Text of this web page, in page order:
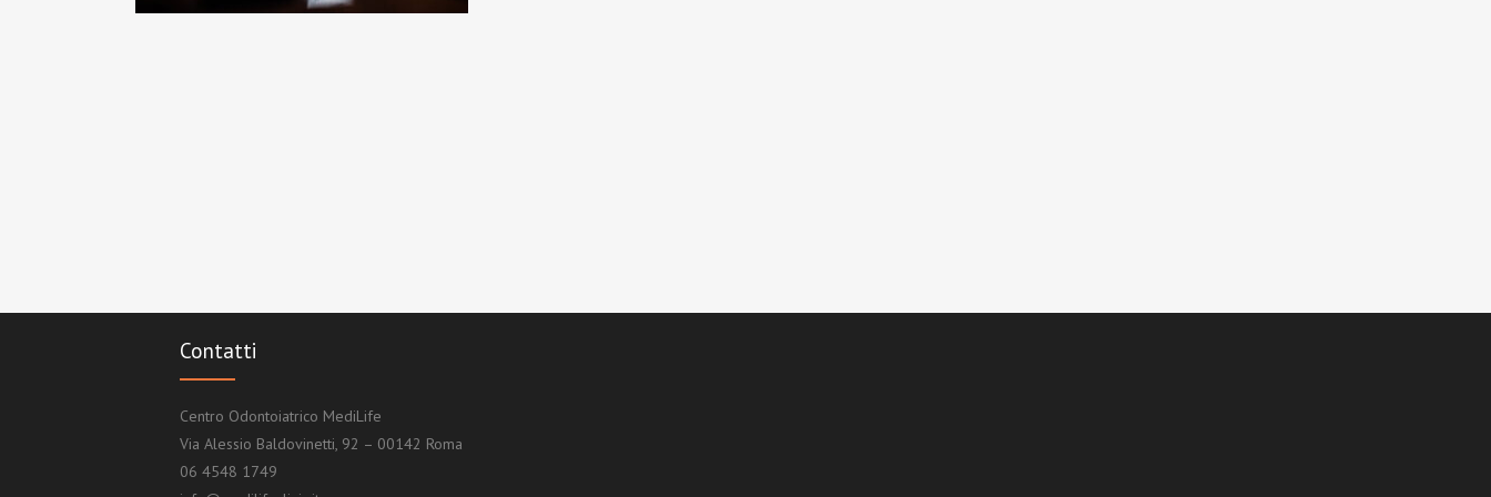
Contatti
Centro Odontoiatrico MediLife
Via Alessio Baldovinetti, 92 – 00142 Roma
06 4548 1749